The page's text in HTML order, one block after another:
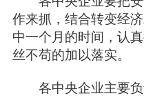
作来抓，结合转变经
中一个月的时间，认
丝不苟的加以落实。
各中央企业主要负